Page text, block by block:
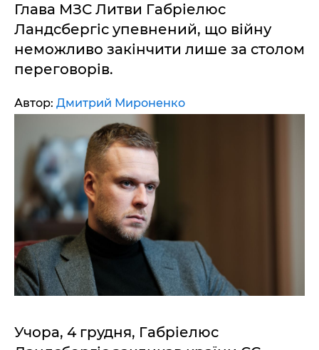
Глава МЗС Литви Габріелюс
Ландсбергіс упевнений, що війну
неможливо закінчити лише за столом
переговорів.
Автор: Дмитрий Мироненко
Учора, 4 грудня, Габріелюс